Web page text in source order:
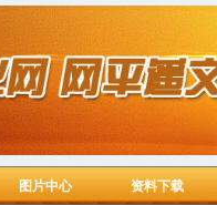
图片中心 资料下载